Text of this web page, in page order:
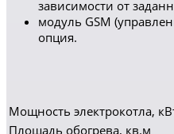
зависимости от
модуль GSM
опция.
Мощность электрокотла,
Площадь обогрева, кв.м